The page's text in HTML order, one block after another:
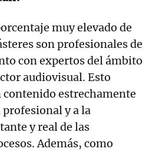
muy elevado de
son profesionales de
con expertos del ámbito
audiovisual. Esto
estrechamente
y a la
y real de las
Además, como